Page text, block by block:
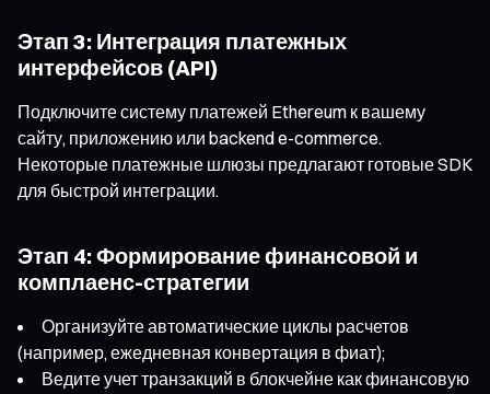
Этап 3: Интеграция платежных
интерфейсов (API)
Подключите систему платежей Ethereum к вашему
сайту, приложению или backend e-commerce.
Некоторые платежные шлюзы предлагают готовые SDK
для быстрой интеграции.
Этап 4: Формирование финансовой и
комплаенс-стратегии
Организуйте автоматические циклы расчетов
(например, ежедневная конвертация в фиат);
Ведите учет транзакций в блокчейне как финансовую